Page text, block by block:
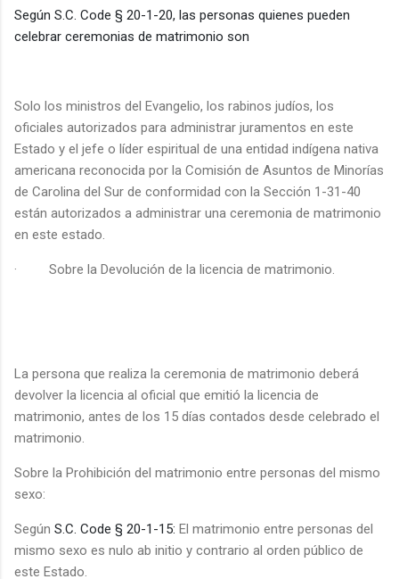
Según S.C. Code § 20-1-20, las personas quienes pueden
celebrar ceremonias de matrimonio son
Solo los ministros del Evangelio, los rabinos judíos, los
oficiales autorizados para administrar juramentos en este
Estado y el jefe o líder espiritual de una entidad indígena nativa
americana reconocida por la Comisión de Asuntos de Minorías
de Carolina del Sur de conformidad con la Sección 1-31-40
están autorizados a administrar una ceremonia de matrimonio
en este estado.
· Sobre la Devolución de la licencia de matrimonio.
La persona que realiza la ceremonia de matrimonio deberá
devolver la licencia al oficial que emitió la licencia de
matrimonio, antes de los 15 días contados desde celebrado el
matrimonio.
Sobre la Prohibición del matrimonio entre personas del mismo
sexo:
Según S.C. Code § 20-1-15: El matrimonio entre personas del
mismo sexo es nulo ab initio y contrario al orden público de
este Estado.